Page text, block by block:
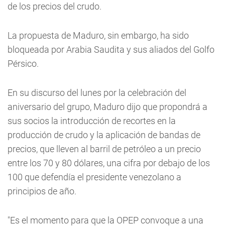
de los precios del crudo.
La propuesta de Maduro, sin embargo, ha sido
bloqueada por Arabia Saudita y sus aliados del Golfo
Pérsico.
En su discurso del lunes por la celebración del
aniversario del grupo, Maduro dijo que propondrá a
sus socios la introducción de recortes en la
producción de crudo y la aplicación de bandas de
precios, que lleven al barril de petróleo a un precio
entre los 70 y 80 dólares, una cifra por debajo de los
100 que defendía el presidente venezolano a
principios de año.
"Es el momento para que la OPEP convoque a una